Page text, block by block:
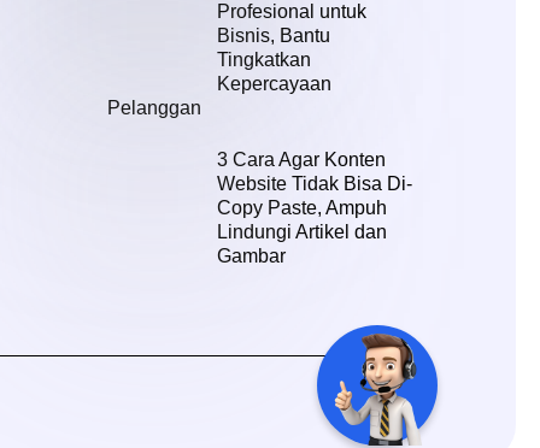
Profesional untuk
Bisnis, Bantu
Tingkatkan
Kepercayaan
Pelanggan
3 Cara Agar Konten
Website Tidak Bisa Di-
Copy Paste, Ampuh
Lindungi Artikel dan
Gambar